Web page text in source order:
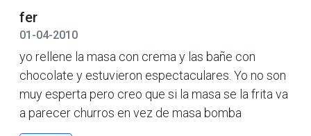
fer
01-04-2010
yo rellene la masa con crema y las bañe con
chocolate y estuvieron espectaculares. Yo no son
muy esperta pero creo que si la masa se la frita va
a parecer churros en vez de masa bomba